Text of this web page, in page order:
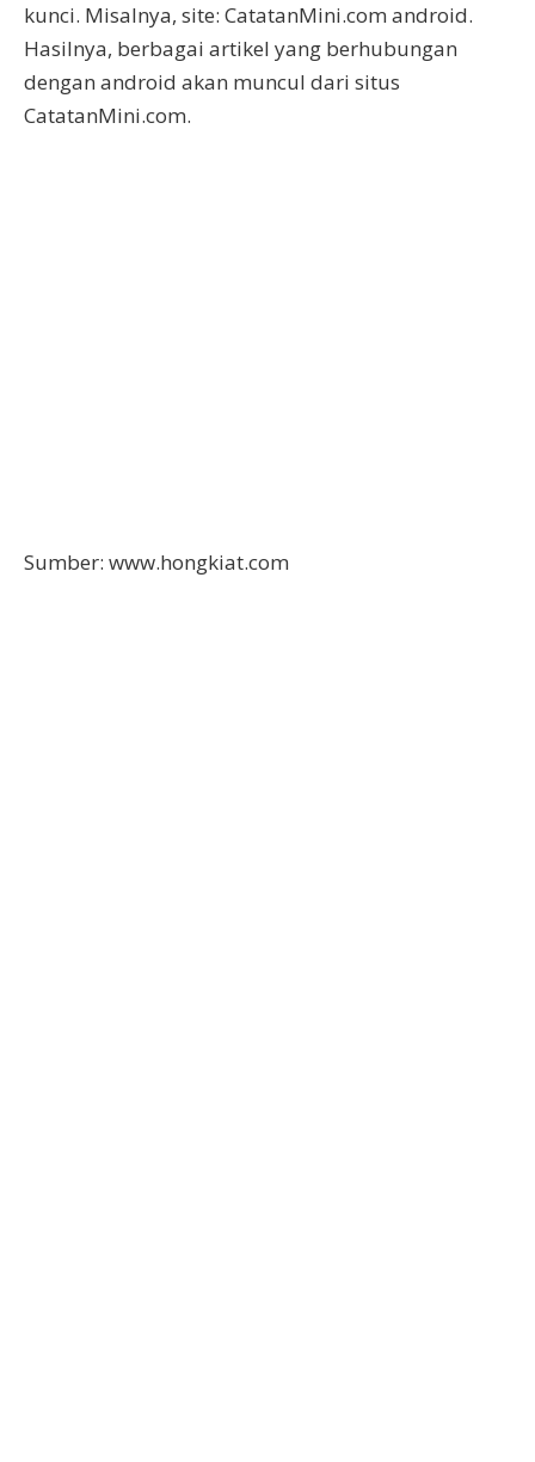
kunci. Misalnya, site: CatatanMini.com android.
Hasilnya, berbagai artikel yang berhubungan
dengan android akan muncul dari situs
CatatanMini.com.
Sumber: www.hongkiat.com